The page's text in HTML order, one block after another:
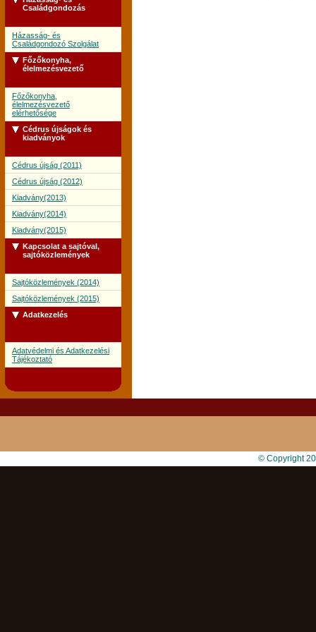
Családgondozás
Házasság- és
Családgondozó Szolgálat
Főzőkonyha,
élelmezésvezető
Főzőkonyha,
élelmezésvezető
elérhetősége
Cédrus újságok és
kiadványok
Cédrus újság (2011)
Cédrus újság (2012)
Kiadvány(2013)
Kiadvány(2014)
Kiadvány(2015)
Kapcsolat a sajtóval,
sajtóközlemények
Sajtóközlemények (2014)
Sajtóközlemények (2015)
Adatkezelés
Adatvédelmi és Adatkezelési
Tájékoztató
© Copyright